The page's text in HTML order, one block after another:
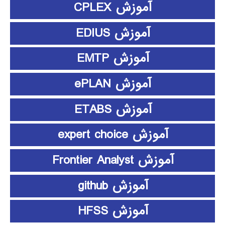
آموزش CPLEX
آموزش EDIUS
آموزش EMTP
آموزش ePLAN
آموزش ETABS
آموزش expert choice
آموزش Frontier Analyst
آموزش github
آموزش HFSS